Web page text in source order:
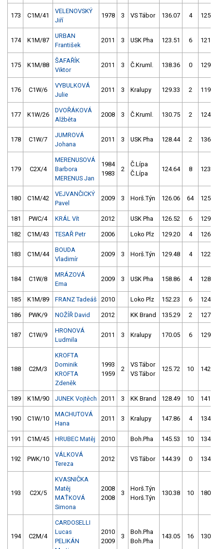
173 C1M/41
VELENOVSKÝ
Jiří
1978 3 VS Tábor 136.07 4
174 K1M/87
URBAN
František
2011 3 USK Pha 123.51 6
175 K1M/88
ŠAFAŘÍK
Viktor
2011 3 Č.Kruml. 138.36 0
176 C1W/6
VYBULKOVÁ
Julie
2011 3 Kralupy 129.33 2
177 K1W/26
DVOŘÁKOVÁ
Alžběta
2008 3 Č.Kruml. 130.75 2
178 C1W/7
JUMROVÁ
Johana
2011 3 USK Pha 128.44 2
179 C2X/4
MERENUSOVÁ
Barbora
MERENUS Jan
1984
1983
2
Č.Lípa
Č.Lípa
124.64 8
180 C1M/42
VEJVANČICKÝ
Pavel
2009 3 Horš.Týn 126.06 64
181 PWC/4 KRÁL Vít 2012 USK Pha 126.52 6
182 C1M/43 TESAŘ Petr 2006 Loko Plz 129.20 4
183 C1M/44
BOUDA
Vladimír
2009 3 Horš.Týn 129.48 4
184 C1W/8
MRÁZOVÁ
Ema
2009 3 USK Pha 158.86 4
185 K1M/89 FRANZ Tadeáš 2010 Loko Plz 152.23 6
186 PWK/9 NOŽÍŘ David 2012 KK Brand 135.29 2
187 C1W/9
HRONOVÁ
Ludmila
2011 3 Kralupy 170.05 6
188 C2M/3
KROFTA
Dominik
KROFTA
Zdeněk
1993
1959
2
VS Tábor
VS Tábor
125.72 10
189 K1M/90 JUNEK Vojtěch 2011 3 KK Brand 128.49 10
190 C1W/10
MACHUTOVÁ
Hana
2011 3 Kralupy 147.86 4
191 C1M/45 HRUBEC Matěj 2010 Boh.Pha 145.53 10
192 PWK/10
VÁLKOVÁ
Tereza
2012 VS Tábor 144.39 0
193 C2X/5
KVASNIČKA
Matěj
MAŤKOVÁ
Simona
2008
2008
3
Horš.Týn
Horš.Týn
130.38 10
194 C2M/4
CARDOSELLI
Lucas
PELIKÁN
2010
2009
3
Boh.Pha
Boh.Pha
143.05 16